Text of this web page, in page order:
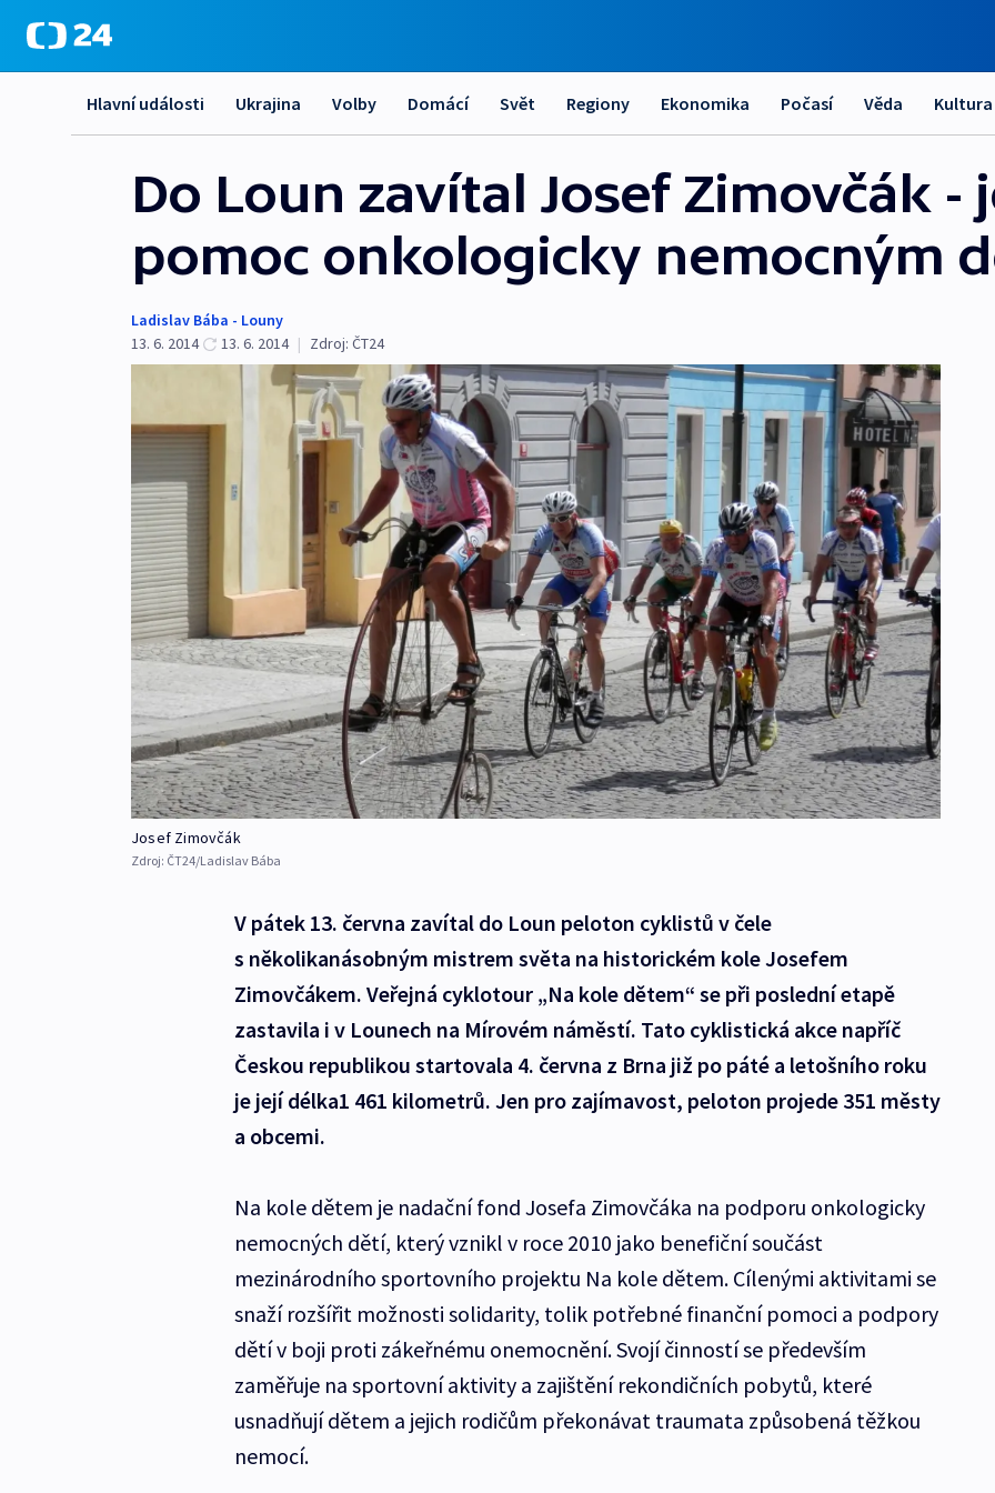
Hlavní události Ukrajina Volby Domácí Svět Regiony Ekonomika Počasí Věda Kultura
Do Loun zavítal Josef Zimovčák -
pomoc onkologicky nemocným
Ladislav Bába - Louny
13. 6. 2014
13. 6. 2014 | Zdroj: ČT24
Josef Zimovčák
Zdroj: ČT24/Ladislav Bába
V pátek 13. června zavítal do Loun peloton cyklistů v čele
s několikanásobným mistrem světa na historickém kole Josefem
Zimovčákem. Veřejná cyklotour „Na kole dětem“ se při poslední etapě
zastavila i v Lounech na Mírovém náměstí. Tato cyklistická akce napříč
Českou republikou startovala 4. června z Brna již po páté a letošního roku
je její délka1 461 kilometrů. Jen pro zajímavost, peloton projede 351 městy
a obcemi.
Na kole dětem je nadační fond Josefa Zimovčáka na podporu onkologicky
nemocných dětí, který vznikl v roce 2010 jako benefiční součást
mezinárodního sportovního projektu Na kole dětem. Cílenými aktivitami se
snaží rozšířit možnosti solidarity, tolik potřebné finanční pomoci a podpory
dětí v boji proti zákeřnému onemocnění. Svojí činností se především
zaměřuje na sportovní aktivity a zajištění rekondičních pobytů, které
usnadňují dětem a jejich rodičům překonávat traumata způsobená těžkou
nemocí.